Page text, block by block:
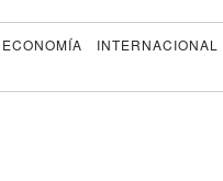
ECONOMÍA INTERNACIONAL